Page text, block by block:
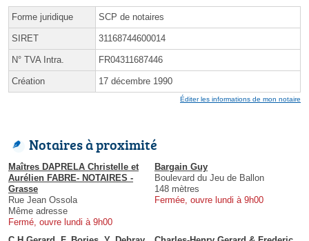
Forme juridique SCP de notaires
SIRET 31168744600014
N° TVA Intra. FR04311687446
Création 17 décembre 1990
Éditer les informations de mon notaire
Notaires à proximité
Maîtres DAPRELA Christelle et
Aurélien FABRE- NOTAIRES -
Grasse
Rue Jean Ossola
Même adresse
Fermé, ouvre lundi à 9h00
Bargain Guy
Boulevard du Jeu de Ballon
148 mètres
Fermée, ouvre lundi à 9h00